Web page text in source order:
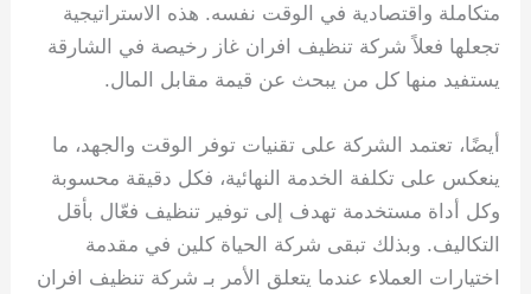
متكاملة واقتصادية في الوقت نفسه. هذه الاستراتيجية
تجعلها فعلاً شركة تنظيف افران غاز رخيصة في الشارقة
يستفيد منها كل من يبحث عن قيمة مقابل المال.
أيضًا، تعتمد الشركة على تقنيات توفر الوقت والجهد، ما
ينعكس على تكلفة الخدمة النهائية، فكل دقيقة محسوبة
وكل أداة مستخدمة تهدف إلى توفير تنظيف فعّال بأقل
التكاليف. وبذلك تبقى شركة الحياة كلين في مقدمة
اختيارات العملاء عندما يتعلق الأمر بـ شركة تنظيف افران